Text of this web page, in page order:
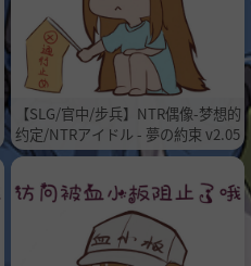
【SLG/官中/步兵】NTR偶像-梦想的
约定/NTRアイドル - 夢の約束 v2.05